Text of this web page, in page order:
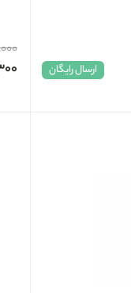
ارسال رایگان